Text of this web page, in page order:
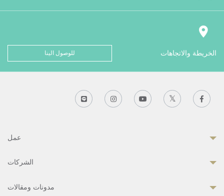
الخريطة والاتجاهات للوصول الينا
عمل
الشركات
مدونات ومقالات